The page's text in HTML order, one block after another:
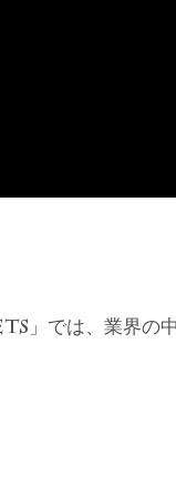
」では、業界の